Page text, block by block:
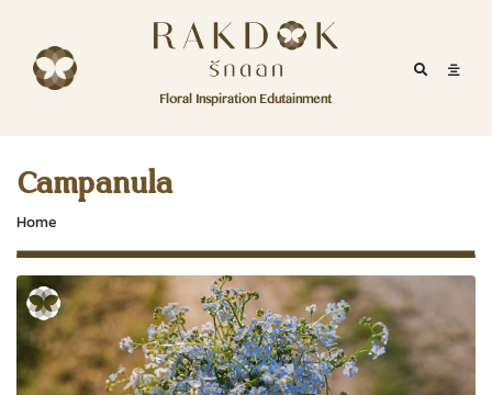
RakDok (รักดอก)
Floral Inspiration Edutainment
Mobile
RakDok
Menu
MAGAZINE
EDUTAINMENT
RAKDOK
MARKET
ABOUT
Campanula
Home